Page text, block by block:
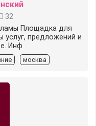
32
Площадка для
услуг, предложений и
Инф
москва